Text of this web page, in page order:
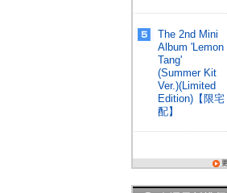
The 2nd Mini
Album 'Lemon
Tang'
(Summer Kit
Ver.)(Limited
Edition)【限宅
配】